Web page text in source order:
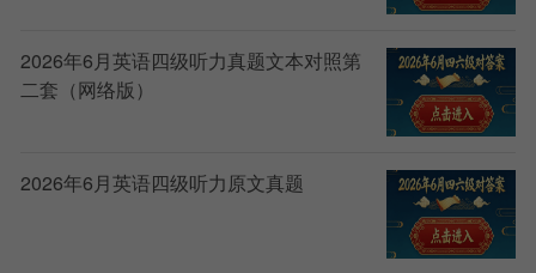
2026年6月英语四级听力真题文本对照第
二套（网络版）
2026年6月英语四级听力原文真题